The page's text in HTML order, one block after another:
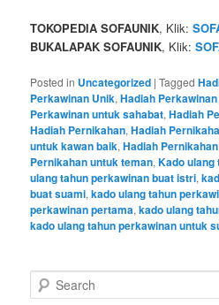
TOKOPEDIA SOFAUNIK, Klik:
BUKALAPAK SOFAUNIK, Klik:
Posted in Uncategorized |Tagged
Perkawinan Unik,Hadiah
Perkawinan untuk sahabat,Hadiah
Hadiah Pernikahan,Hadiah
untuk kawan baik,Hadiah
Pernikahan untuk teman,Kado ulang
ulang tahun perkawinan buat istri,
buat suami,kado ulang tahun
perkawinan pertama,kado ulang
kado ulang tahun perkawinan untuk
e